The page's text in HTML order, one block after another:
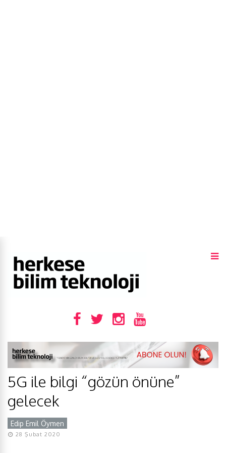
5G ile bilgi “gözün önüne”
gelecek
Edip Emil Öymen
28 Şubat 2020